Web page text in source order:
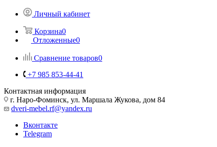
Личный кабинет
Корзина0
Отложенные0
Сравнение товаров0
+7 985 853-44-41
Контактная информация
г. Наро-Фоминск, ул. Маршала Жукова, дом 84
dveri-mebel.rf@yandex.ru
Вконтакте
Telegram